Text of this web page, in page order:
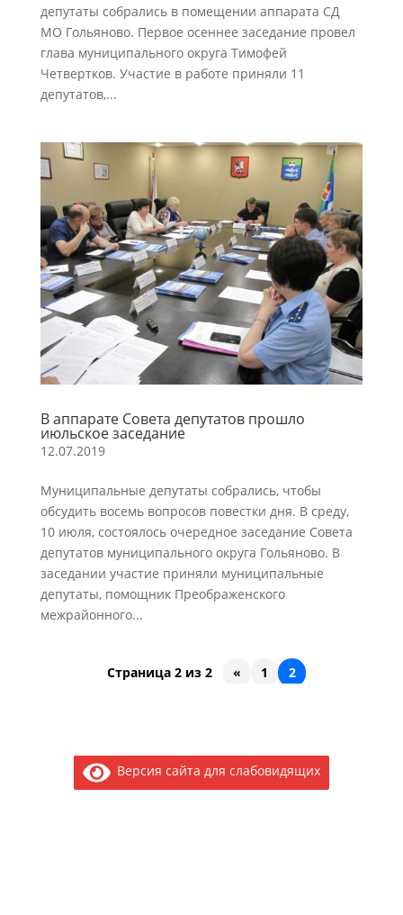
депутаты собрались в помещении аппарата СД
МО Гольяново. Первое осеннее заседание провел
глава муниципального округа Тимофей
Четвертков. Участие в работе приняли 11
депутатов,...
В аппарате Совета депутатов прошло
июльское заседание
12.07.2019
Муниципальные депутаты собрались, чтобы
обсудить восемь вопросов повестки дня. В среду,
10 июля, состоялось очередное заседание Совета
депутатов муниципального округа Гольяново. В
заседании участие приняли муниципальные
депутаты, помощник Преображенского
межрайонного...
Страница 2 из 2 « 1 2
Версия сайта для слабовидящих